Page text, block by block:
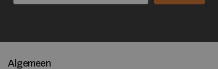
Algemeen